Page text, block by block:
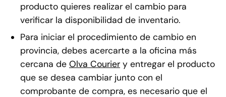
producto quieres realizar el cambio para
verificar la disponibilidad de inventario.
Para iniciar el procedimiento de cambio en
provincia, debes acercarte a la oficina más
cercana de Olva Courier y entregar el producto
que se desea cambiar junto con el
comprobante de compra, es necesario que el